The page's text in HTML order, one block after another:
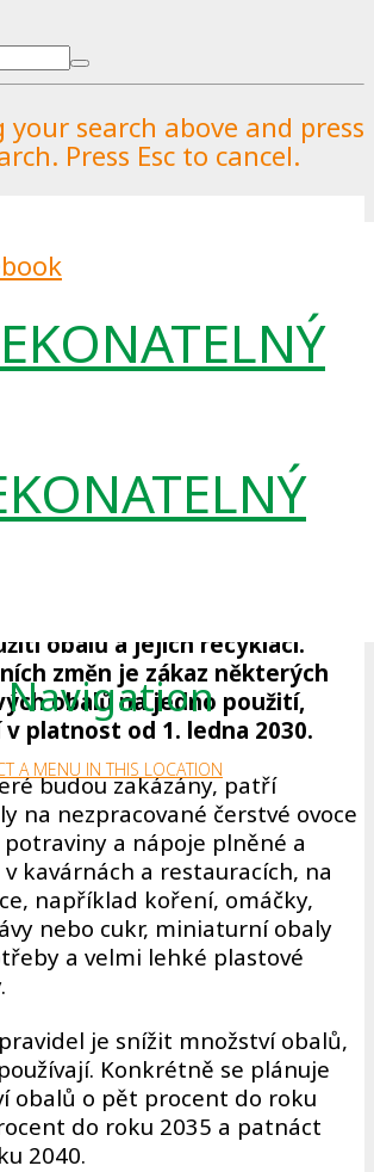
your search above and press
Press Esc to cancel.
A MENU IN THIS LOCATION
v cestě za
některé plastové
zakázány
26.4.2024. 29.4.2024 0
schválili nová opatření,
zvýšit udržitelnost obalů a
obalového odpadu v Evropské
obalů a jejich recyklaci.
změn je zákaz některých
obalů na jedno použití,
platnost od 1. ledna 2030.
budou zakázány, patří
na nezpracované čerstvé ovoce
a nápoje plněné a
kavárnách a restauracích, na
například koření, omáčky,
nebo cukr, miniaturní obaly
a velmi lehké plastové
je snížit množství obalů,
Konkrétně se plánuje
obalů o pět procent do roku
do roku 2035 a patnáct
2040.